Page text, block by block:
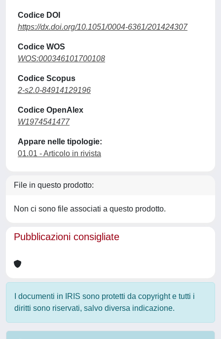
Codice DOI
https://dx.doi.org/10.1051/0004-6361/201424307
Codice WOS
WOS:000346101700108
Codice Scopus
2-s2.0-84914129196
Codice OpenAlex
W1974541477
Appare nelle tipologie:
01.01 - Articolo in rivista
File in questo prodotto:
Non ci sono file associati a questo prodotto.
Pubblicazioni consigliate
I documenti in IRIS sono protetti da copyright e tutti i
diritti sono riservati, salvo diversa indicazione.